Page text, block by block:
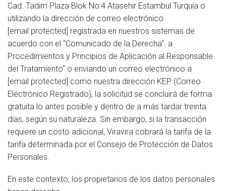
Cad. Tadim Plaza Blok No:4 Atasehir Estambul Turquía o
utilizando la dirección de correo electrónico
[email protected] registrada en nuestros sistemas de
acuerdo con el "Comunicado de la Derecha". a
Procedimientos y Principios de Aplicación al Responsable
del Tratamiento" o enviando un correo electrónico a
[email protected] como nuestra dirección KEP (Correo
Electrónico Registrado), la solicitud se concluirá de forma
gratuita lo antes posible y dentro de a más tardar treinta
días, según su naturaleza. Sin embargo, si la transacción
requiere un costo adicional, Viravira cobrará la tarifa de la
tarifa determinada por el Consejo de Protección de Datos
Personales.
En este contexto, los propietarios de los datos personales